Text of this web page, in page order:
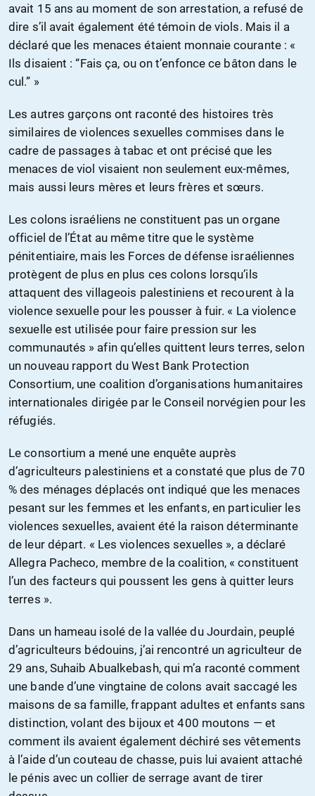
avait 15 ans au moment de son arrestation, a refusé de
dire s’il avait également été témoin de viols. Mais il a
déclaré que les menaces étaient monnaie courante : «
Ils disaient : “Fais ça, ou on t’enfonce ce bâton dans le
cul.” »
Les autres garçons ont raconté des histoires très
similaires de violences sexuelles commises dans le
cadre de passages à tabac et ont précisé que les
menaces de viol visaient non seulement eux-mêmes,
mais aussi leurs mères et leurs frères et sœurs.
Les colons israéliens ne constituent pas un organe
officiel de l’État au même titre que le système
pénitentiaire, mais les Forces de défense israéliennes
protègent de plus en plus ces colons lorsqu’ils
attaquent des villageois palestiniens et recourent à la
violence sexuelle pour les pousser à fuir. « La violence
sexuelle est utilisée pour faire pression sur les
communautés » afin qu’elles quittent leurs terres, selon
un nouveau rapport du West Bank Protection
Consortium, une coalition d’organisations humanitaires
internationales dirigée par le Conseil norvégien pour les
réfugiés.
Le consortium a mené une enquête auprès
d’agriculteurs palestiniens et a constaté que plus de 70
% des ménages déplacés ont indiqué que les menaces
pesant sur les femmes et les enfants, en particulier les
violences sexuelles, avaient été la raison déterminante
de leur départ. « Les violences sexuelles », a déclaré
Allegra Pacheco, membre de la coalition, « constituent
l’un des facteurs qui poussent les gens à quitter leurs
terres ».
Dans un hameau isolé de la vallée du Jourdain, peuplé
d’agriculteurs bédouins, j’ai rencontré un agriculteur de
29 ans, Suhaib Abualkebash, qui m’a raconté comment
une bande d’une vingtaine de colons avait saccagé les
maisons de sa famille, frappant adultes et enfants sans
distinction, volant des bijoux et 400 moutons — et
comment ils avaient également déchiré ses vêtements
à l’aide d’un couteau de chasse, puis lui avaient attaché
le pénis avec un collier de serrage avant de tirer